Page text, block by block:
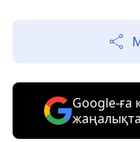
Google-ға